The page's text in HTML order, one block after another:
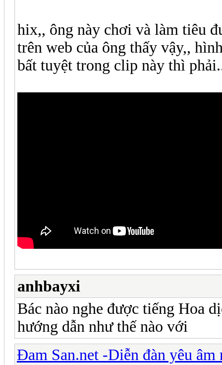
hix,, ông này chơi và làm tiêu
trên web của ông thấy vậy,,
bất tuyệt trong clip này thì
anhbayxi
Bác nào nghe được tiếng Hoa
hướng dẫn như thế nào với
Đam San.net -Diễn đàn yêu âm